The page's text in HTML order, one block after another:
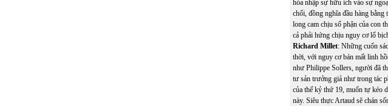
hòa nhập sự hữu ích vào sự
chối, đồng nghĩa đầu hàng
long cam chịu số phận của con
cả phải hứng chịu nguy cơ lố
Richard Millet: Những cuốn
thời, với nguy cơ bán mất linh
như Philippe Sollers, người đã
tư sản trưởng giả như trong tác
của thế kỷ thứ 19, muốn tự kéo
này. Siêu thực Artaud sẽ chán